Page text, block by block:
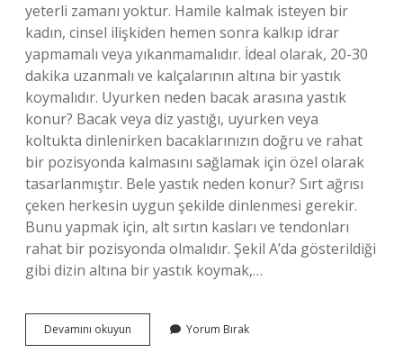
yeterli zamanı yoktur. Hamile kalmak isteyen bir
kadın, cinsel ilişkiden hemen sonra kalkıp idrar
yapmamalı veya yıkanmamalıdır. İdeal olarak, 20-30
dakika uzanmalı ve kalçalarının altına bir yastık
koymalıdır. Uyurken neden bacak arasına yastık
konur? Bacak veya diz yastığı, uyurken veya
koltukta dinlenirken bacaklarınızın doğru ve rahat
bir pozisyonda kalmasını sağlamak için özel olarak
tasarlanmıştır. Bele yastık neden konur? Sırt ağrısı
çeken herkesin uygun şekilde dinlenmesi gerekir.
Bunu yapmak için, alt sırtın kasları ve tendonları
rahat bir pozisyonda olmalıdır. Şekil A’da gösterildiği
gibi dizin altına bir yastık koymak,…
Devamını okuyun Sevişirken
Neden
Yorum Bırak